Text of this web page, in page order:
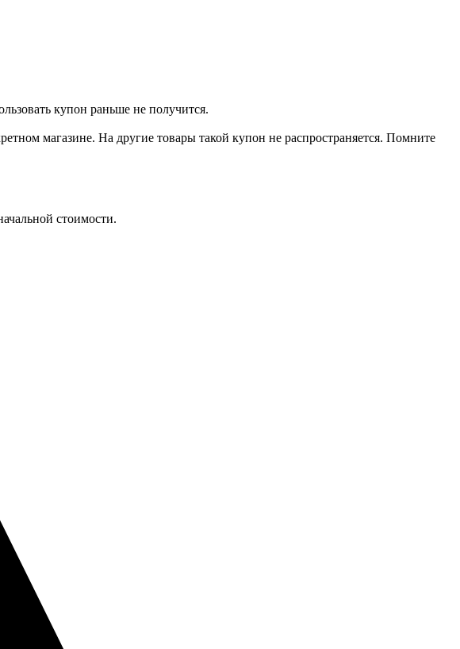
купон раньше не получится.
магазине. На другие товары такой купон не распространяется. Помните
стоимости.